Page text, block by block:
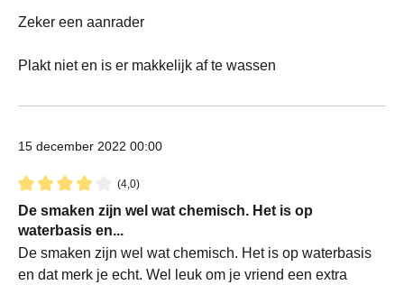
Zeker een aanrader
Plakt niet en is er makkelijk af te wassen
15 december 2022 00:00
(4,0)
Recensie met een waardering van 4 van de 5 sterren
De smaken zijn wel wat chemisch. Het is op
waterbasis en...
De smaken zijn wel wat chemisch. Het is op waterbasis
en dat merk je echt. Wel leuk om je vriend een extra